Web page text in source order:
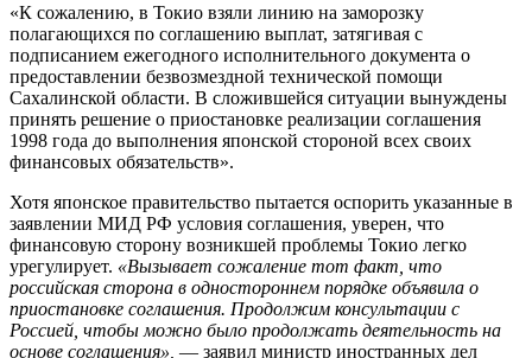
«К сожалению, в Токио взяли линию на заморозку
полагающихся по соглашению выплат, затягивая с
подписанием ежегодного исполнительного документа о
предоставлении безвозмездной технической помощи
Сахалинской области. В сложившейся ситуации вынуждены
принять решение о приостановке реализации соглашения
1998 года до выполнения японской стороной всех своих
финансовых обязательств».
Хотя японское правительство пытается оспорить указанные в
заявлении МИД РФ условия соглашения, уверен, что
финансовую сторону возникшей проблемы Токио легко
урегулирует. «Вызывает сожаление тот факт, что
российская сторона в одностороннем порядке объявила о
приостановке соглашения. Продолжим консультации с
Россией, чтобы можно было продолжать деятельность на
основе соглашения», — заявил министр иностранных дел